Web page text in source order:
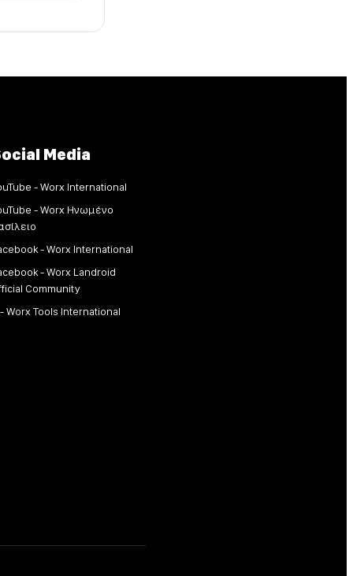
Media
- Worx International
- Worx Ηνωμένο
- Worx International
- Worx Landroid
Community
Worx Tools International